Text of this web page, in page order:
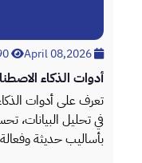
أدوات الذكاء
الأداء
تعرف على أدوات
في تحليل البيانات،
بأساليب حديثة